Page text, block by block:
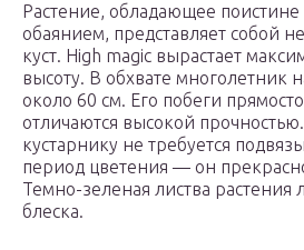
Растение, обладающее поистине
обаянием, представляет собой
куст. High magic вырастает
высоту. В обхвате многолетник
около 60 см. Его побеги
отличаются высокой
кустарнику не требуется
период цветения — он
Темно-зеленая листва растения
блеска.